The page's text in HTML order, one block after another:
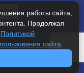
- коммерческая
защищены.
работы сайта,
Продолжая
Политикой
сайта